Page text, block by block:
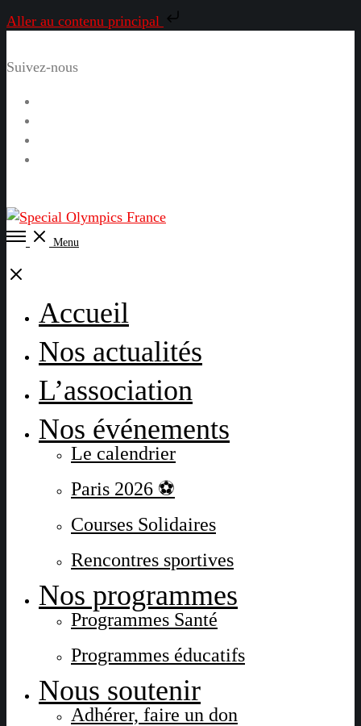
Aller au contenu principal
Suivez-nous
Open
Menu
Close
Accueil
Nos actualités
L’association
Nos événements
Le calendrier
Paris 2026 ⚽
Courses Solidaires
Rencontres sportives
Nos programmes
Programmes Santé
Programmes éducatifs
Nous soutenir
Adhérer, faire un don